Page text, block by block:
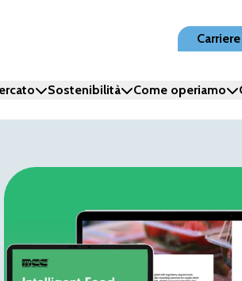
Carriere
Sostenibilità Come operiamo